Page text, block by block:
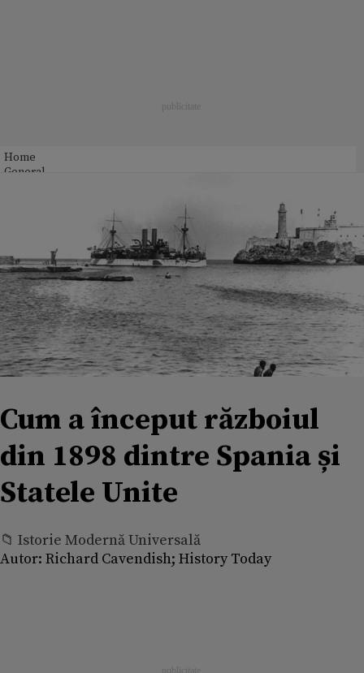
Home
General
Cum a început războiul
din 1898 dintre Spania și
Statele Unite
📁 Istorie Modernă Universală
Autor: Richard Cavendish; History Today